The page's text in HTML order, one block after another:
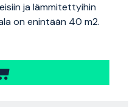
ja lämmitettyihin
on enintään 40 m2.